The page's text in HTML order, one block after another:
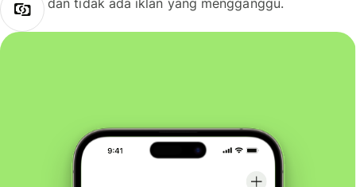
dan tidak ada iklan yang mengganggu.